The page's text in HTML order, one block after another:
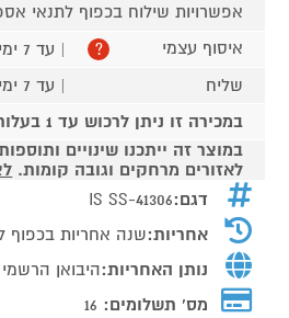
אפשרויות שילוח בכפוף לתנאי
איסוף עצמי
? | עד 7 ימי עסקים |
שליח
| עד 7 ימי עסקים |
במכירה זו ניתן לרכוש עד 1 בעלות משלוח אחד
במוצר זה ייתכנו שינויים
לאזורים מרחקים וגובה קומות.
דגם:41306-IS SS
אחריות:שנה אחריות בכפוף
נותן האחריות:היבואן
מס' תשלומים: 16